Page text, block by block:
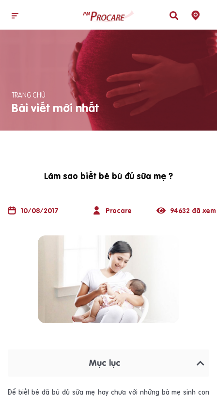
TRANG CHỦ
Bài viết mới nhất
Làm sao biết bé bú đủ sữa mẹ ?
10/08/2017 Procare 94632 đã xem
Mục lục
Để biết bé đã bú đủ sữa mẹ hay chưa với những bà mẹ sinh con